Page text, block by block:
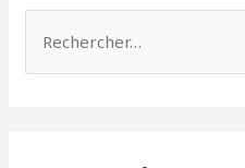
et
gravement
blessé